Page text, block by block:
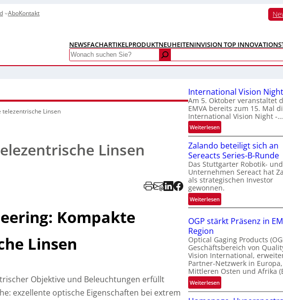
AboKontakt
NEWSFACHARTIKELPRODUKTNEUHEITENINVISION TOP INNOVATIONS
Search
telezentrische Linsen
Linsen
Kompakte
Linsen
Objektive und Beleuchtungen erfüllt
exzellente optische Eigenschaften bei extrem
International Vision
Am 5. Oktober veranstaltet
EMVA bereits zum 15. Mal
International Vision Night -…
Weiterlesen:
I
n
t
e
r
n
a
t
o
a
l
V
i
s
i
Zalando beteiligt sich an
Sereacts Series-B-Runde
Das Stuttgarter Robotik-
Unternehmen Sereact hat
als strategischen Investor
gewonnen.
Weiterlesen:
Z
l
n
d
o
b
e
t
OGP stärkt Präsenz in
Region
Optical Gaging Products
Geschäftsbereich von
Vision International,
Partner-Netzwerk in
Mittleren Osten und Afrika
Weiterlesen:
O